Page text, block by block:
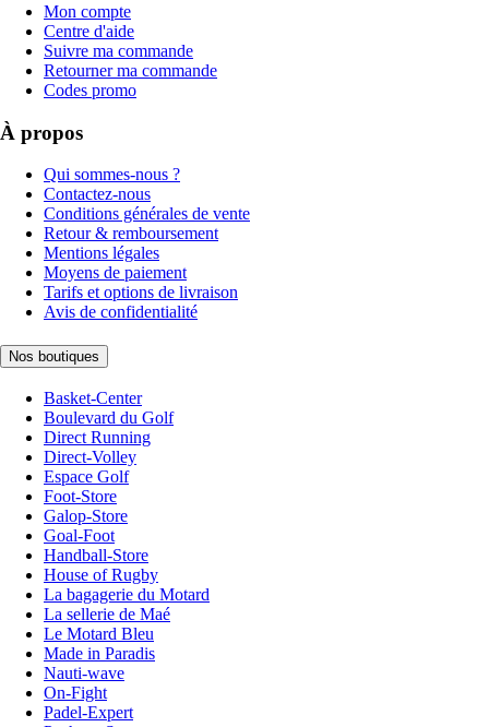
Mon compte
Centre d'aide
Suivre ma commande
Retourner ma commande
Codes promo
À propos
Qui sommes-nous ?
Contactez-nous
Conditions générales de vente
Retour & remboursement
Mentions légales
Moyens de paiement
Tarifs et options de livraison
Avis de confidentialité
Nos boutiques
Basket-Center
Boulevard du Golf
Direct Running
Direct-Volley
Espace Golf
Foot-Store
Galop-Store
Goal-Foot
Handball-Store
House of Rugby
La bagagerie du Motard
La sellerie de Maé
Le Motard Bleu
Made in Paradis
Nauti-wave
On-Fight
Padel-Expert